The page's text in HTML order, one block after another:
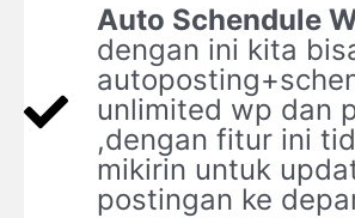
Auto Schendule
dengan ini kita
unlimited wp dan
,dengan fitur ini
mikirin untuk
postingan ke